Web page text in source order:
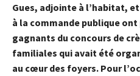
Gues, adjointe à l’habitat,
à la commande publique
gagnants du concours de
familiales qui avait été
au cœur des foyers. Pour